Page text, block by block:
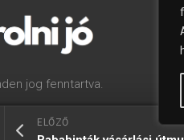
ELŐZŐ
jog fenntartva.